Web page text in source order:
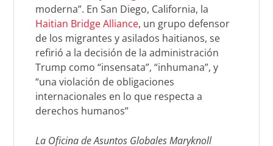
moderna”. En San Diego, California, la
Haitian Bridge Alliance, un grupo defensor
de los migrantes y asilados haitianos, se
refirió a la decisión de la administración
Trump como “insensata”, “inhumana”, y
“una violación de obligaciones
internacionales en lo que respecta a
derechos humanos”
La Oficina de Asuntos Globales Maryknoll